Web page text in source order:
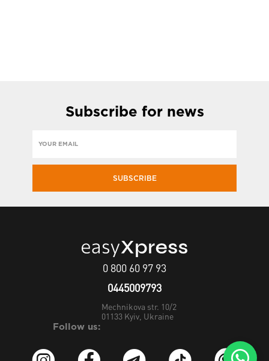
Subscribe for news
SUBSCRIBE
0 800 60 97 93
0445009793
Mechnikova str. 10/2
01133 Kyiv, Ukraine
Follow us: